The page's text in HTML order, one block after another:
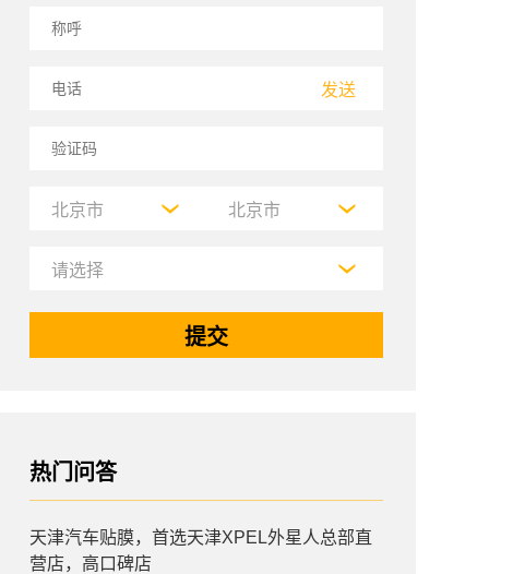
发送
热门问答
天津汽车贴膜，首选天津XPEL外星人总部直
营店，高口碑店